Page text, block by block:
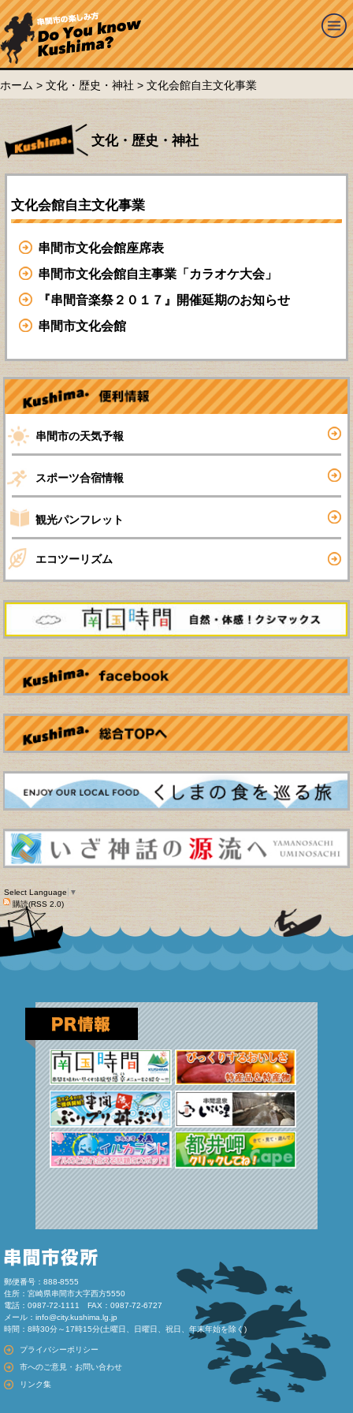
ホーム > 文化・歴史・神社 > 文化会館自主文化事業
文化・歴史・神社
文化会館自主文化事業
串間市文化会館座席表
串間市文化会館自主事業「カラオケ大会」
『串間音楽祭２０１７』開催延期のお知らせ
串間市文化会館
串間市の天気予報
スポーツ合宿情報
観光パンフレット
エコツーリズム
Select Language ▼
購読(RSS 2.0)
郵便番号：888-8555
住所：宮崎県串間市大字西方5550
電話：0987-72-1111 FAX：0987-72-6727
メール： info@city.kushima.lg.jp
時間：8時30分～17時15分(土曜日、日曜日、祝日、年末年始を除く)
プライバシーポリシー
市へのご意見・お問い合わせ
リンク集